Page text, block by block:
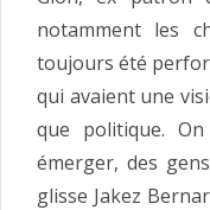
notamment les
toujours été
qui avaient une
que politique.
émerger, des
glisse Jakez